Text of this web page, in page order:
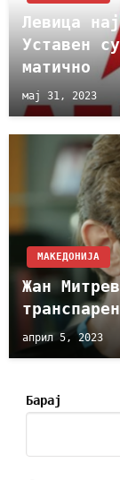
Левица
Уставен
матично
мај 31, 2023
МАКЕДОНИЈА
Жан
април 5, 2023
Барај